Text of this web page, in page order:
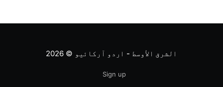
الشرق الأوسط - اردو آرکائیو © 2026
Sign up